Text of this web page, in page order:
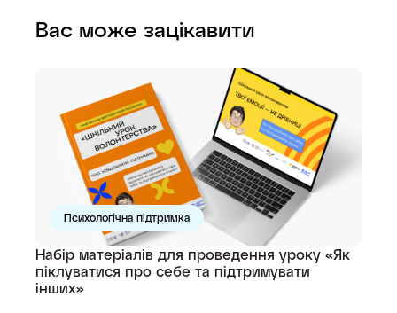
Вас може зацікавити
Психологічна підтримка
Набір матеріалів для проведення уроку «Як
піклуватися про себе та підтримувати
інших»